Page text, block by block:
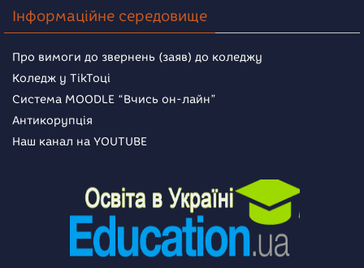
Інформаційне середовище
Про вимоги до звернень (заяв) до коледжу
Коледж у TikToці
Система MOODLE “Вчись он-лайн”
Антикорупція
Наш канал на YOUTUBE